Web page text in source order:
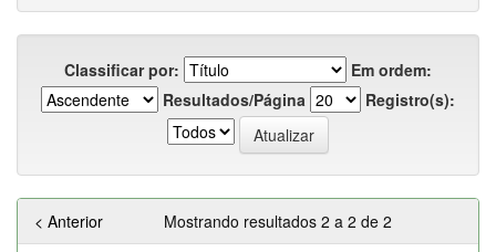
Classificar por:
Em ordem:
Resultados/Página
Registro(s):
Mostrando resultados 2 a 2 de 2
< Anterior